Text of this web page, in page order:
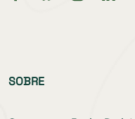
SOBRE